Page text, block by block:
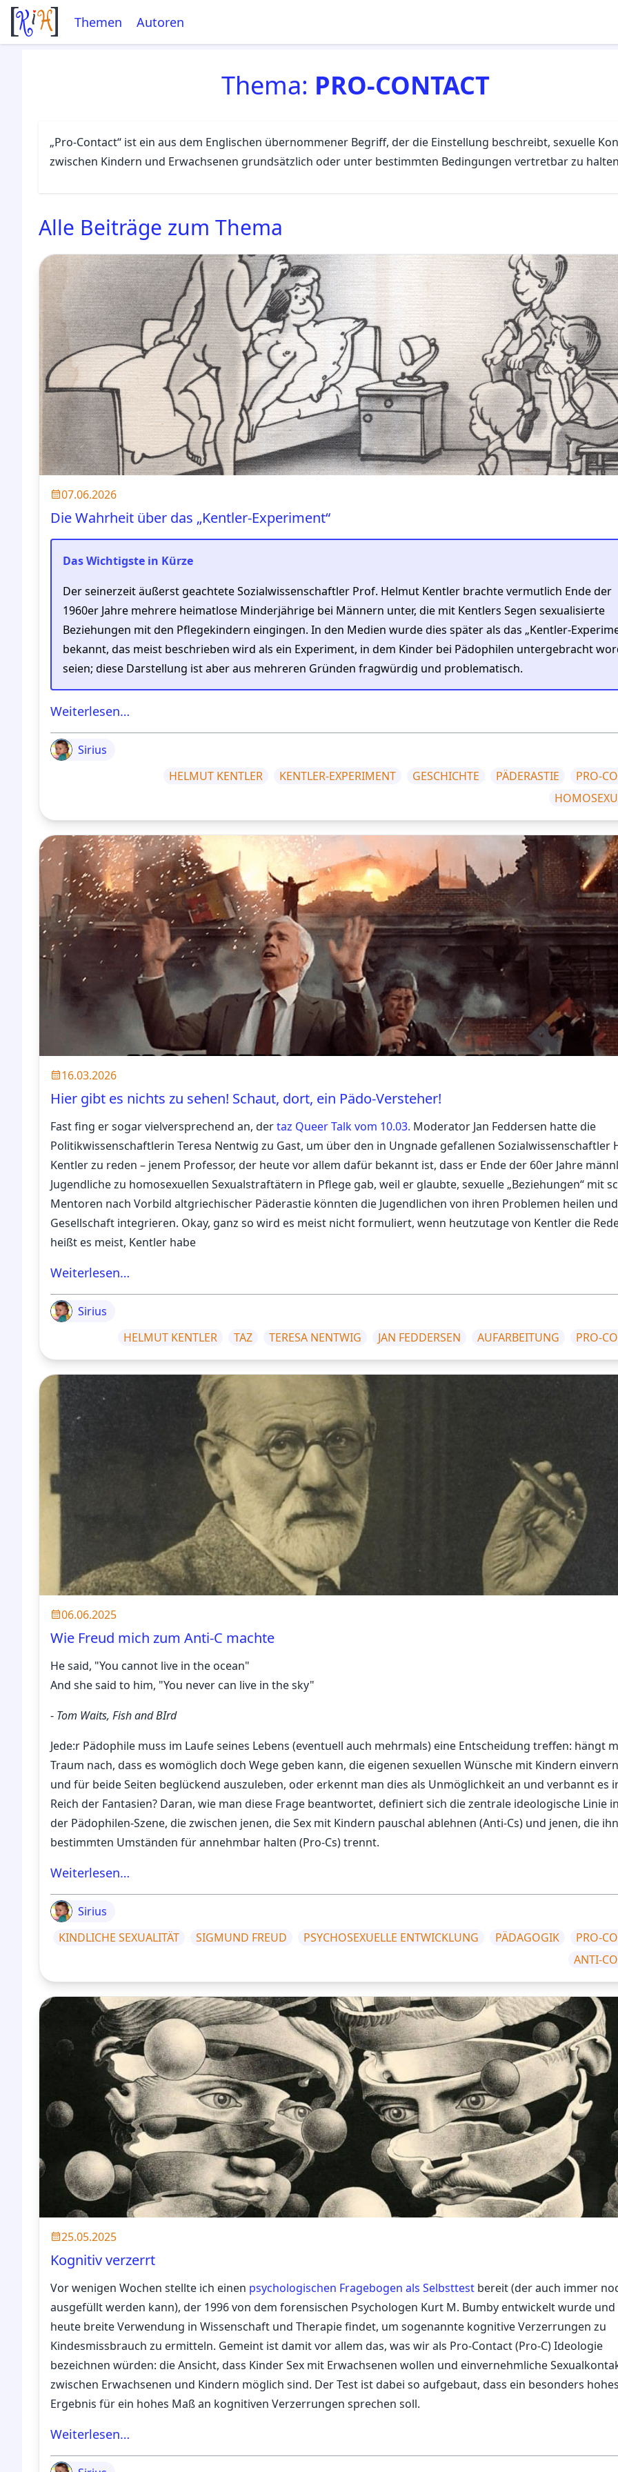
Themen Autoren
Thema: PRO-CONTACT
„Pro-Contact“ ist ein aus dem Englischen übernommener Begriff, der die Einstellung beschreibt, sexuelle
zwischen Kindern und Erwachsenen grundsätzlich oder unter bestimmten Bedingungen vertretbar zu
Alle Beiträge zum Thema
07.06.2026
Die Wahrheit über das „Kentler-Experiment“
Das Wichtigste in Kürze
Der seinerzeit äußerst geachtete Sozialwissenschaftler Prof. Helmut Kentler brachte vermutlich Ende der
1960er Jahre mehrere heimatlose Minderjährige bei Männern unter, die mit Kentlers Segen sexualisierte
Beziehungen mit den Pflegekindern eingingen. In den Medien wurde dies später als das „Kentler-
bekannt, das meist beschrieben wird als ein Experiment, in dem Kinder bei Pädophilen untergebracht
seien; diese Darstellung ist aber aus mehreren Gründen fragwürdig und problematisch.
Weiterlesen…
Sirius
HELMUT KENTLER
KENTLER-EXPERIMENT GESCHICHTE PÄDERASTIE
PRO-
16.03.2026
Hier gibt es nichts zu sehen! Schaut, dort, ein Pädo-Versteher!
Fast fing er sogar vielversprechend an, dertaz Queer Talk vom 10.03. Moderator Jan Feddersen hatte die
Politikwissenschaftlerin Teresa Nentwig zu Gast, um über den in Ungnade gefallenen Sozialwissenschaftler
Kentler zu reden – jenem Professor, der heute vor allem dafür bekannt ist, dass er Ende der 60er Jahre
Jugendliche zu homosexuellen Sexualstraftätern in Pflege gab, weil er glaubte, sexuelle „Beziehungen“ mit
Mentoren nach Vorbild altgriechischer Päderastie könnten die Jugendlichen von ihren Problemen heilen
Gesellschaft integrieren. Okay, ganz so wird es meist nicht formuliert, wenn heutzutage von Kentler die
heißt es meist, Kentler habe
Weiterlesen…
Sirius
HELMUT KENTLER
TAZ TERESA NENTWIG JAN FEDDERSEN AUFARBEITUNG PRO-
06.06.2025
Wie Freud mich zum Anti-C machte
He said, "You cannot live in the ocean"
And she said to him, "You never can live in the sky"
- Tom Waits, Fish and BIrd
Jede:r Pädophile muss im Laufe seines Lebens (eventuell auch mehrmals) eine Entscheidung treffen: hängt
Traum nach, dass es womöglich doch Wege geben kann, die eigenen sexuellen Wünsche mit Kindern
und für beide Seiten beglückend auszuleben, oder erkennt man dies als Unmöglichkeit an und verbannt es
Reich der Fantasien? Daran, wie man diese Frage beantwortet, definiert sich die zentrale ideologische Linie
der Pädophilen-Szene, die zwischen jenen, die Sex mit Kindern pauschal ablehnen (Anti-Cs) und jenen, die
bestimmten Umständen für annehmbar halten (Pro-Cs) trennt.
Weiterlesen…
Sirius
KINDLICHE SEXUALITÄT
SIGMUND FREUD PSYCHOSEXUELLE ENTWICKLUNG PÄDAGOGIK
PRO-
ANTI-
25.05.2025
Kognitiv verzerrt
Vor wenigen Wochen stellte ich einen psychologischen Fragebogen als Selbsttest bereit (der auch immer
ausgefüllt werden kann), der 1996 von dem forensischen Psychologen Kurt M. Bumby entwickelt wurde und
heute breite Verwendung in Wissenschaft und Therapie findet, um sogenannte kognitive Verzerrungen zu
Kindesmissbrauch zu ermitteln. Gemeint ist damit vor allem das, was wir als Pro-Contact (Pro-C) Ideologie
bezeichnen würden: die Ansicht, dass Kinder Sex mit Erwachsenen wollen und einvernehmliche
zwischen Erwachsenen und Kindern möglich sind. Der Test ist dabei so aufgebaut, dass ein besonders hohes
Ergebnis für ein hohes Maß an kognitiven Verzerrungen sprechen soll.
Weiterlesen…